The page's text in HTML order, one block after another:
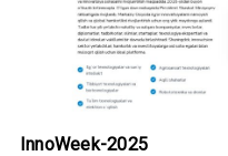
InnoWeek-2025